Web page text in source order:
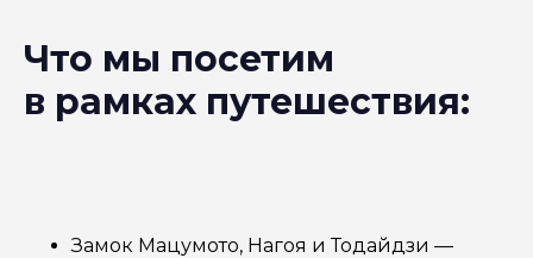
Что мы посетим
в рамках путешествия:
Замок Мацумото, Нагоя и Тодайдзи —